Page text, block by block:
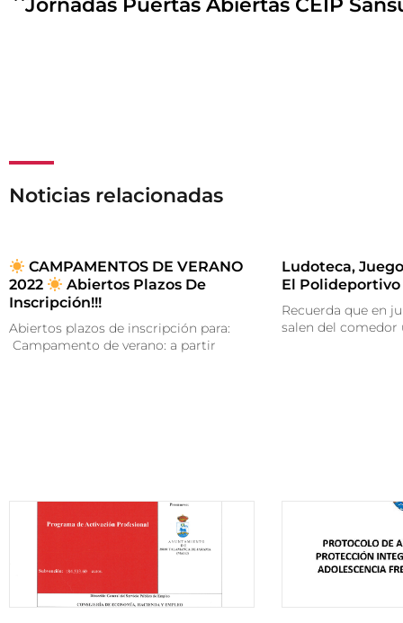
Jornadas Puertas Abiertas CEIP
Noticias relacionadas
CAMPAMENTOS DE VERANO
2022
Abiertos Plazos De
Inscripción!!!
Abiertos plazos de inscripción para:
Campamento de verano: a partir
Ludoteca,
El Polideportivo
Recuerda que en
salen del comedor